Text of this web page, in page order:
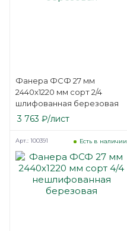
Фанера ФСФ 27 мм
2440х1220 мм сорт 2/4
шлифованная березовая
3 763 ₽/лист
Есть в наличии
Арт.: 100391